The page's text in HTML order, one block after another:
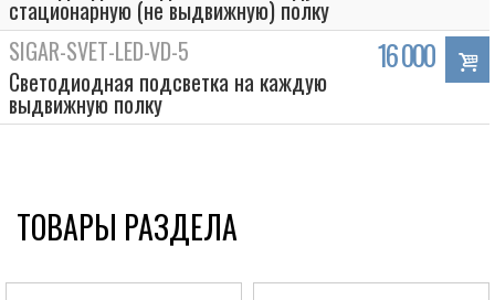
стационарную (не выдвижную) полку
SIGAR-SVET-LED-VD-5
Светодиодная подсветка на каждую
выдвижную полку
16 000
ТОВАРЫ РАЗДЕЛА